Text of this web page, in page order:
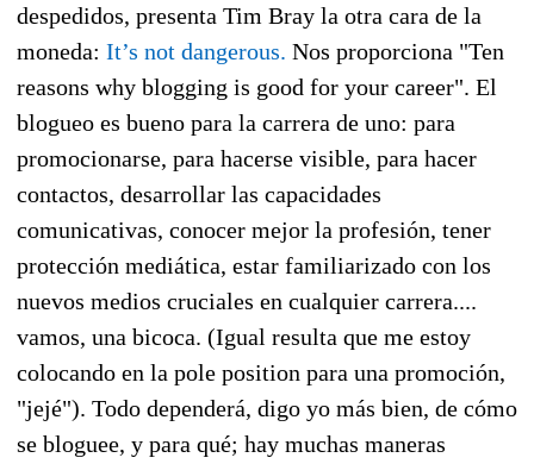
despedidos, presenta Tim Bray la otra cara de la
moneda: It’s not dangerous. Nos proporciona "Ten
reasons why blogging is good for your career". El
blogueo es bueno para la carrera de uno: para
promocionarse, para hacerse visible, para hacer
contactos, desarrollar las capacidades
comunicativas, conocer mejor la profesión, tener
protección mediática, estar familiarizado con los
nuevos medios cruciales en cualquier carrera....
vamos, una bicoca. (Igual resulta que me estoy
colocando en la pole position para una promoción,
"jejé"). Todo dependerá, digo yo más bien, de cómo
se bloguee, y para qué; hay muchas maneras